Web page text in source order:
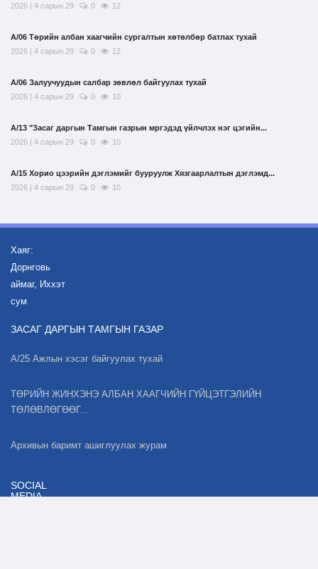
2026 | 4 сарын 29
0 12
А/06 Төрийн албан хаагчийн сургалтын хөтөлбөр батлах тухай
2026 | 4 сарын 29
0 12
А/06 Залуучуудын салбар зөвлөл байгуулах тухай
2026 | 4 сарын 29
0 10
А/13 "Засаг даргын Тамгын газрын мргэдэд үйлчлэх нэг цэгийн...
2026 | 4 сарын 29
0 10
А/15 Хорио цээрийн дэглэмийг бууруулж Хязгаарлалтын дэглэмд...
2026 | 4 сарын 29
0 10
Хаяг:
Дорнговь
аймаг, Иххэт
сум
ЗАСАГ ДАРГЫН ТАМГЫН ГАЗАР
А/25 Ажлын хэсэг байгуулах тухай
ТӨРИЙН ЖИНХЭНЭ АЛБАН ХААГЧИЙН ГҮЙЦЭТГЭЛИЙН
ТӨЛӨВЛӨГӨӨГ...
Архивын баримт ашиглуулах журам
SOCIAL
MEDIA